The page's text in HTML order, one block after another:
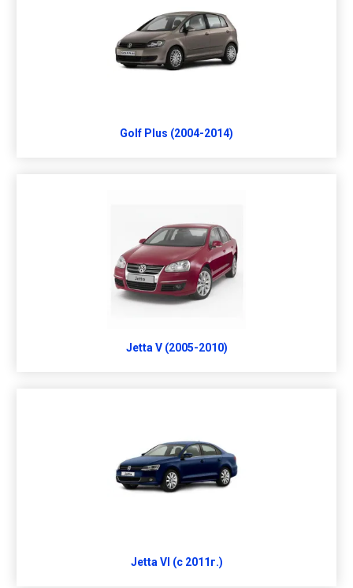
Golf Plus (2004-2014)
Jetta V (2005-2010)
Jetta VI (с 2011г.)